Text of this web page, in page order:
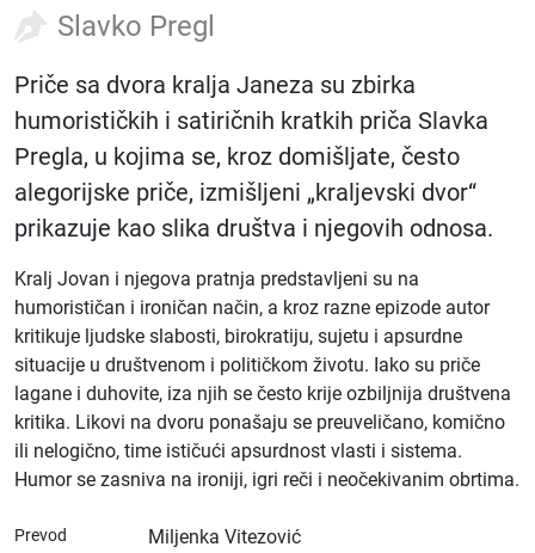
Slavko Pregl
Priče sa dvora kralja Janeza su zbirka
humorističkih i satiričnih kratkih priča Slavka
Pregla, u kojima se, kroz domišljate, često
alegorijske priče, izmišljeni „kraljevski dvor“
prikazuje kao slika društva i njegovih odnosa.
Kralj Jovan i njegova pratnja predstavljeni su na
humorističan i ironičan način, a kroz razne epizode ​​autor
kritikuje ljudske slabosti, birokratiju, sujetu i apsurdne
situacije u društvenom i političkom životu. Iako su priče
lagane i duhovite, iza njih se često krije ozbiljnija društvena
kritika. Likovi na dvoru ponašaju se preuveličano, komično
ili nelogično, time ističući apsurdnost vlasti i sistema.
Humor se zasniva na ironiji, igri reči i neočekivanim obrtima.
Prevod Miljenka Vitezović